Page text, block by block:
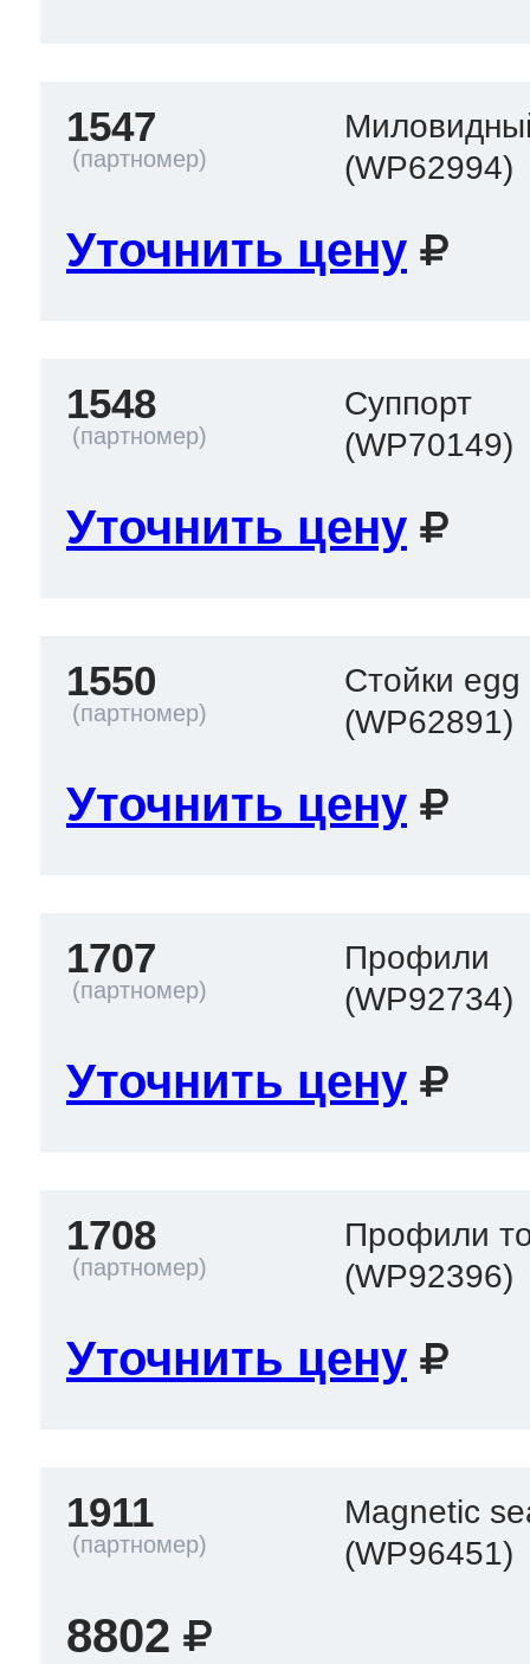
1547
(WP62994)
Уточнить цену
1548
Суппорт
(WP70149)
Уточнить цену
1550
Стойки egg
(WP62891)
Уточнить цену
1707
Профили
(WP92734)
Уточнить цену
1708
Профили
(WP92396)
Уточнить цену
1911
Magnetic
(WP96451)
8802